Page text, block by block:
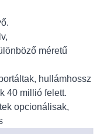
méretű
hullámhossz
40 millió felett.
opcionálisak,